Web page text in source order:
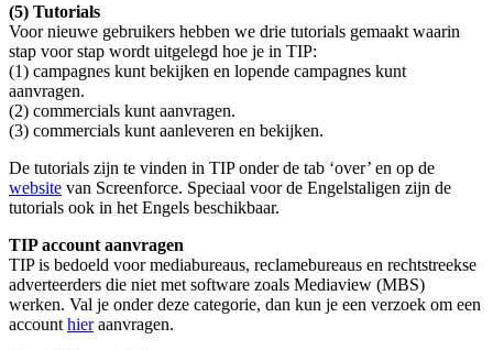
(5) Tutorials
Voor nieuwe gebruikers hebben we drie tutorials gemaakt waarin
stap voor stap wordt uitgelegd hoe je in TIP:
(1) campagnes kunt bekijken en lopende campagnes kunt
aanvragen.
(2) commercials kunt aanvragen.
(3) commercials kunt aanleveren en bekijken.
De tutorials zijn te vinden in TIP onder de tab ‘over’ en op de
website van Screenforce. Speciaal voor de Engelstaligen zijn de
tutorials ook in het Engels beschikbaar.
TIP account aanvragen
TIP is bedoeld voor mediabureaus, reclamebureaus en rechtstreekse
adverteerders die niet met software zoals Mediaview (MBS)
werken. Val je onder deze categorie, dan kun je een verzoek om een
account hieraanvragen.